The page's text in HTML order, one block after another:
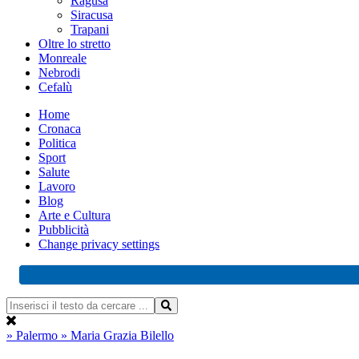
Siracusa
Trapani
Oltre lo stretto
Monreale
Nebrodi
Cefalù
Home
Cronaca
Politica
Sport
Salute
Lavoro
Blog
Arte e Cultura
Pubblicità
Change privacy settings
» Palermo » Maria Grazia Bilello